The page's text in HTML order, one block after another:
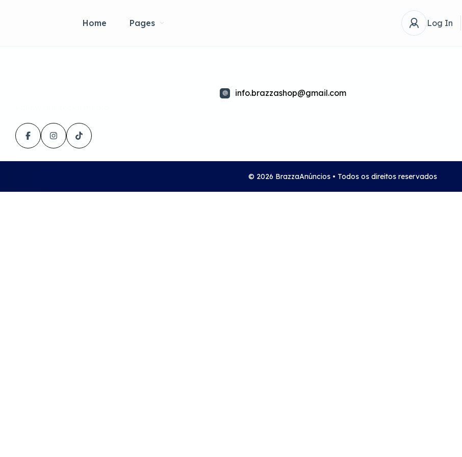
Home Pages Log In
info.brazzashop@gmail.com
© 2026 BrazzaAnúncios • Todos os direitos reservados